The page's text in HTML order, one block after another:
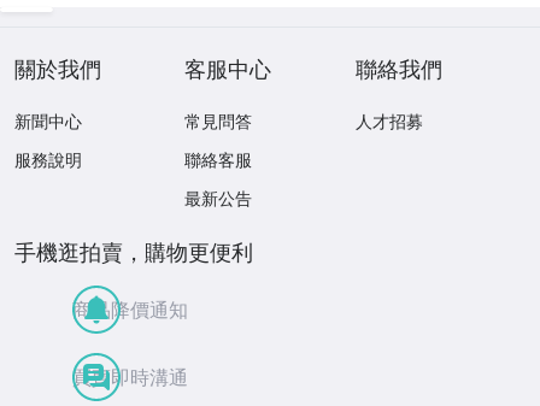
關於我們
新聞中心
服務說明
客服中心
常見問答
聯絡客服
最新公告
聯絡我們
人才招募
手機逛拍賣，購物更便利
商品降價通知
買賣即時溝通